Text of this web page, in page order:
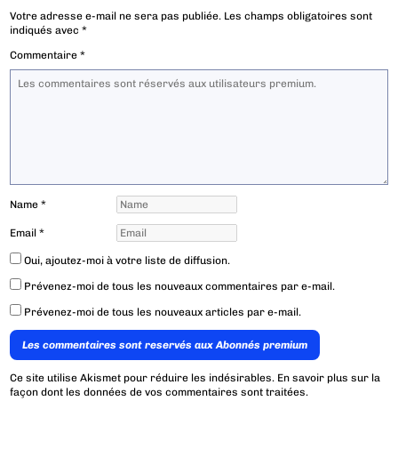
Votre adresse e-mail ne sera pas publiée. Les champs obligatoires sont
indiqués avec*
Commentaire*
Name*
Email*
Oui, ajoutez-moi à votre liste de diffusion.
Prévenez-moi de tous les nouveaux commentaires par e-mail.
Prévenez-moi de tous les nouveaux articles par e-mail.
Les commentaires sont reservés aux Abonnés premium
Ce site utilise Akismet pour réduire les indésirables. En savoir plus sur la
façon dont les données de vos commentaires sont traitées.